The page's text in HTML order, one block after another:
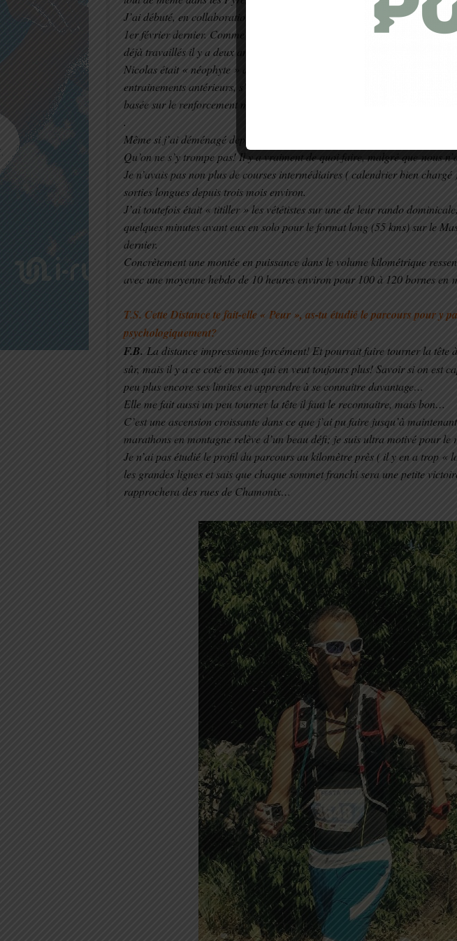
J’ai débuté, en collaboration avec mon coach ( Nicolas Cadoux ), un plan
1er février dernier. Comme tous les plans, celui-ci regroupe des thèmes
déjà travaillés il y a deux ans pour la TDS .
Nicolas était « néophyte » dans le milieu du trail, il s’est inspiré de toutes
entrainements antérieurs, s’est renseigné et a fait des recherches de son
basée sur le renforcement musculaire, il a pu élaborer un vrai plan perso et
.
Même si j’ai déménagé depuis peu , la plupart de mes séances se sont
Qu’on ne s’y trompe pas! Il y a vraiment de quoi faire, malgré que nous
Je n’avais pas non plus de courses intermédiaires ( calendrier bien chargé
sorties longues depuis trois mois environ.
J’ai toutefois était « titiller » les vététistes sur une de leur rando
quelques minutes avant eux en solo pour le format long (55 kms) sur le
dernier.
Concrètement une montée en puissance dans le volume kilométrique
avec une moyenne hebdo de 10 heures environ pour 100 à 120 bornes en
T.S. Cette Distance te fait-elle « Peur », as-tu étudié le parcours pour y
psychologiquement?
F.B. La distance impressionne forcément! Et pourrait faire tourner la tête
sûr, mais il y a ce coté en nous qui en veut toujours plus! Savoir si on est
peu plus encore ses limites et apprendre à se connaitre davantage…
Elle me fait aussi un peu tourner la tête il faut le reconnaitre, mais bon…
C’est une ascension croissante dans ce que j’ai pu faire jusqu’à
marathons en montagne relève d’un beau défi; je suis ultra motivé pour le
Je n’ai pas étudié le profil du parcours au kilomètre près ( il y en a trop «
les grandes lignes et sais que chaque sommet franchi sera une petite
rapprochera des rues de Chamonix…